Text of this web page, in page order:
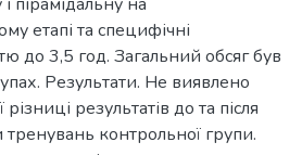
пірамідальну на
етапі та специфічні
до 3,5 год. Загальний обсяг був
Результати. Не виявлено
результатів до та після
контрольної групи.